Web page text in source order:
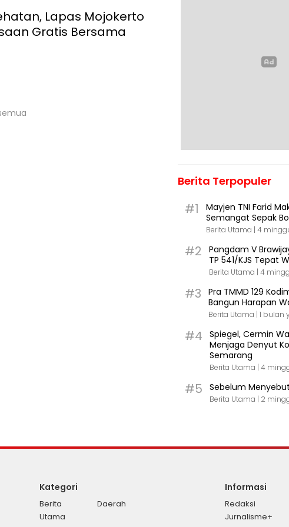
Lapas Mojokerto
Gratis Bersama
Berita Terpopuler
#1
Mayjen TNI Farid
Semangat Sepak
Berita Utama | 4
#2
Pangdam V
TP 541/KJS Tepat
Berita Utama | 4
#3
Pra TMMD 129
Bangun Harapan
Berita Utama | 1 bulan
#4
Spiegel, Cermin
Menjaga Denyut
Semarang
Berita Utama | 4
#5 Sebelum
Berita Utama | 2
Kategori
Berita
Utama
Daerah
Informasi
Redaksi
Jurnalisme+